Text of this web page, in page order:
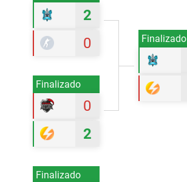
Finalizado
2
0
Finalizado
0
2
Finalizado